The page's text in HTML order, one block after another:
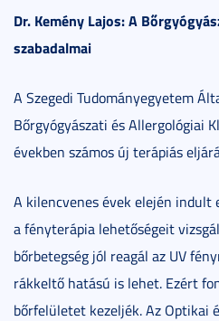
Dr. Kemény Lajos: A
szabadalmai
A Szegedi Tudományegyetem
Bőrgyógyászati és Allergológiai
években számos új terápiás
A kilencvenes évek elején
a fényterápia lehetőségeit
bőrbetegség jól reagál az UV
rákkeltő hatású is lehet. Ezért
bőrfelületet kezeljék. Az Optikai